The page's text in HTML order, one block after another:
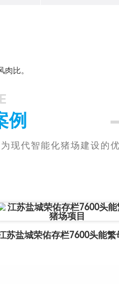
比。
例
现代智能化猪场建设的